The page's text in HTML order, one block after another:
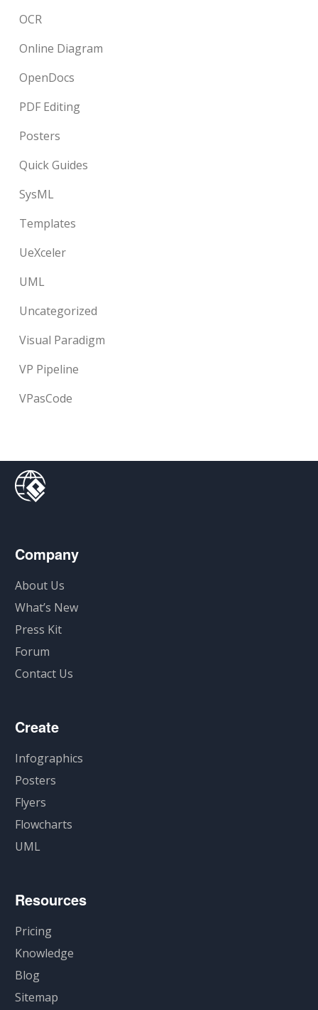
OCR
Online Diagram
OpenDocs
PDF Editing
Posters
Quick Guides
SysML
Templates
UeXceler
UML
Uncategorized
Visual Paradigm
VP Pipeline
VPasCode
Company
About Us
What’s New
Press Kit
Forum
Contact Us
Create
Infographics
Posters
Flyers
Flowcharts
UML
Resources
Pricing
Knowledge
Blog
Sitemap